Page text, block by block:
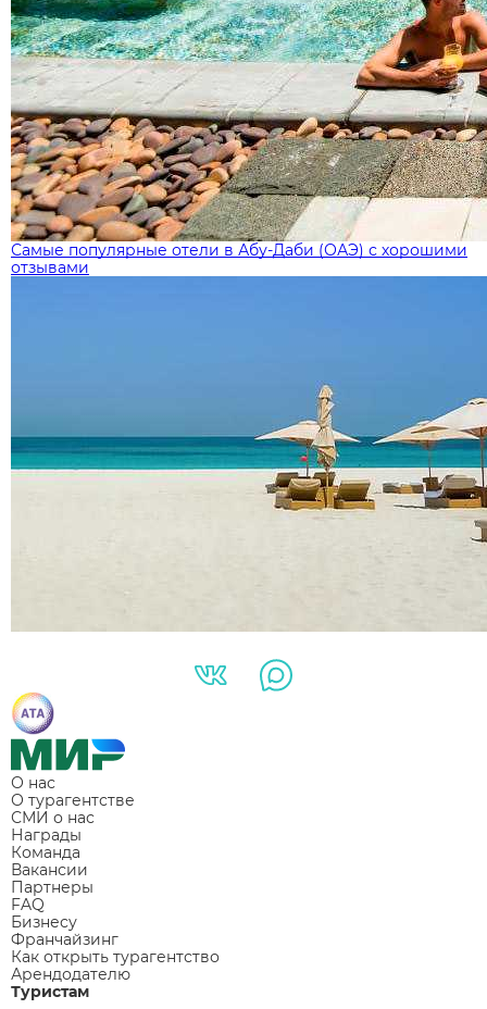
Самые популярные отели в Абу-Даби (ОАЭ) с хорошими
отзывами
О нас
О турагентстве
СМИ о нас
Награды
Команда
Вакансии
Партнеры
FAQ
Бизнесу
Франчайзинг
Как открыть турагентство
Арендодателю
Туристам